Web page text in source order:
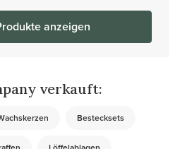
anzeigen
verkauft:
Bestecksets